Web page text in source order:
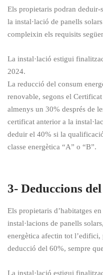
Els propietaris podran
la instal·lació de panells
compleixin els requisits
La instal·lació estigui
2024.
La reducció del consum
renovable, segons el
almenys un 30% després de
certificat anterior a la
deduir el 40% si la
classe energètica “A” o “B”.
3- Deduccions
Els propietaris d’habitatges
instal·lacions de panells
energètica afectin tot l’edifici,
deducció del 60%, sempre
La instal·lació estigui